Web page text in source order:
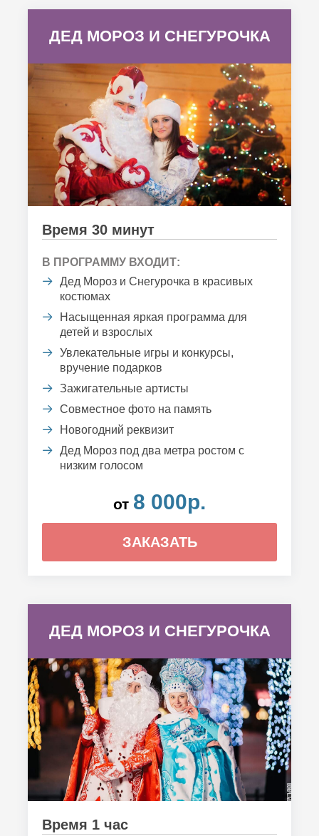
ДЕД МОРОЗ И СНЕГУРОЧКА
Время 30 минут
В ПРОГРАММУ ВХОДИТ:
Дед Мороз и Снегурочка в красивых
костюмах
Насыщенная яркая программа для
детей и взрослых
Увлекательные игры и конкурсы,
вручение подарков
Зажигательные артисты
Совместное фото на память
Новогодний реквизит
Дед Мороз под два метра ростом с
низким голосом
от 8 000р.
ЗАКАЗАТЬ
ДЕД МОРОЗ И СНЕГУРОЧКА
Время 1 час